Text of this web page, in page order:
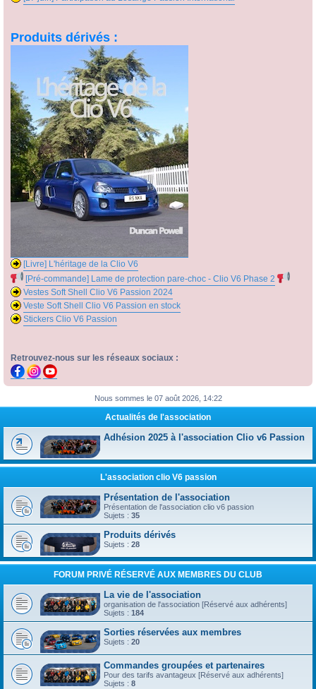
Produits dérivés :
[Livre] L'héritage de la Clio V6
[Pré-commande] Lame de protection pare-choc - Clio V6 Phase 2
Vestes Soft Shell Clio V6 Passion 2024
Veste Soft Shell Clio V6 Passion en stock
Stickers Clio V6 Passion
Retrouvez-nous sur les réseaux sociaux :
Nous sommes le 07 août 2026, 14:22
Actualités de l'association
Adhésion 2025 à l'association Clio v6 Passion
L'association clio V6 passion
Présentation de l'association
Présentation de l'association clio v6 passion
Sujets : 35
Produits dérivés
Sujets : 28
FORUM PRIVÉ RÉSERVÉ AUX MEMBRES DU CLUB
La vie de l'association
organisation de l'association [Réservé aux adhérents]
Sujets : 184
Sorties réservées aux membres
Sujets : 20
Commandes groupées et partenaires
Pour des tarifs avantageux [Réservé aux adhérents]
Sujets : 8